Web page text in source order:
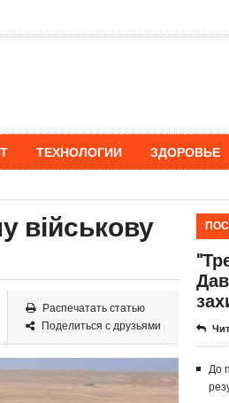
ТЕХНОЛОГИИ ЗДОРОВЬЕ
військову
Распечатать статью
Поделиться с друзьями
До